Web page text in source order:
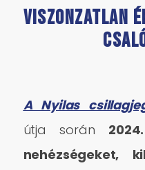
Viszonzatlan
A Nyilas
útja során
nehézségeket,